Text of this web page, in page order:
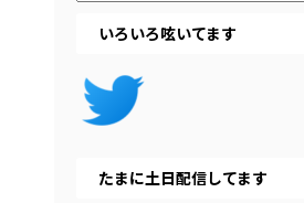
いろいろ呟いてます
たまに土日配信してます